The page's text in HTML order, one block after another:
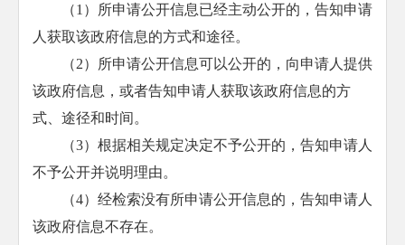
（1）所申请公开信息已经主动公开的，告知申请
人获取该政府信息的方式和途径。
（2）所申请公开信息可以公开的，向申请人提供
该政府信息，或者告知申请人获取该政府信息的方
式、途径和时间。
（3）根据相关规定决定不予公开的，告知申请人
不予公开并说明理由。
（4）经检索没有所申请公开信息的，告知申请人
该政府信息不存在。